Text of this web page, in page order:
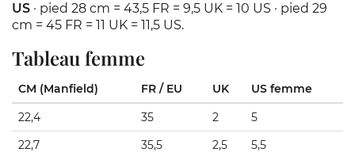
US · pied 28 cm = 43,5 FR = 9,5 UK = 10 US · pied 29
cm = 45 FR = 11 UK = 11,5 US.
Tableau femme
CM (Manfield) FR / EU UK
US femme
22,4
35 2
5
22,7
35,5 2,5 5,5